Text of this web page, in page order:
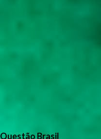
Questão Brasil